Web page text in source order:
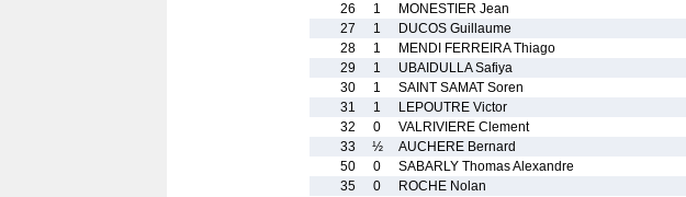
26
1 MONESTIER Jean
27
1 DUCOS Guillaume
28
1 MENDI FERREIRA Thiago
29
1 UBAIDULLA Safiya
30
1 SAINT SAMAT Soren
31
1 LEPOUTRE Victor
32
0 VALRIVIERE Clement
33
½ AUCHERE Bernard
50
0 SABARLY Thomas Alexandre
35
0 ROCHE Nolan